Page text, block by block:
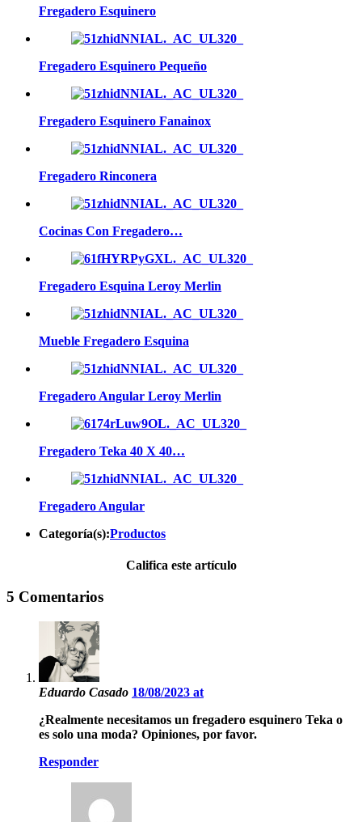
Fregadero Esquinero
Fregadero Esquinero Pequeño
Fregadero Esquinero Fanainox
Fregadero Rinconera
Cocinas Con Fregadero…
Fregadero Esquina Leroy Merlin
Mueble Fregadero Esquina
Fregadero Angular Leroy Merlin
Fregadero Teka 40 X 40…
Fregadero Angular
Categoría(s):Productos
Califica este artículo
5 Comentarios
Eduardo Casado 18/08/2023 at
¿Realmente necesitamos un fregadero esquinero Teka o
es solo una moda? Opiniones, por favor.
Responder